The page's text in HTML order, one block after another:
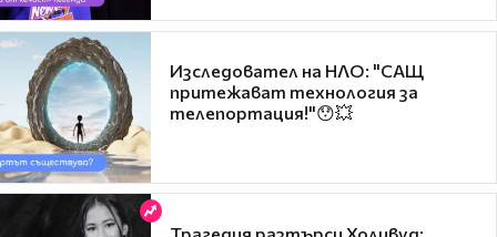
Изследовател на НЛО: "САЩ
притежават технология за
телепортация!"😯💥
Трагедия разтърси Холивуд: